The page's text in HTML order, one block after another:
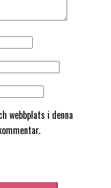
webbplats i denna